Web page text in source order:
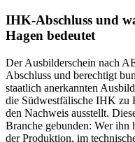
IHK-Abschluss und
Hagen bedeutet
Der Ausbilderschein nach
Abschluss und berechtigt
staatlich anerkannten
die Südwestfälische IHK zu
den Nachweis ausstellt.
Branche gebunden: Wer
der Produktion, im